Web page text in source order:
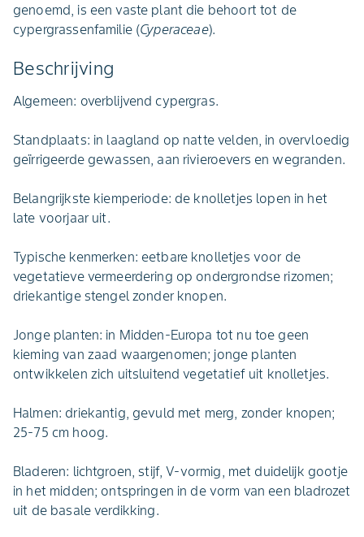
genoemd, is een vaste plant die behoort tot de
cypergrassenfamilie (Cyperaceae).
Beschrijving
Algemeen: overblijvend cypergras.
Standplaats: in laagland op natte velden, in overvloedig
geïrrigeerde gewassen, aan rivieroevers en wegranden.
Belangrijkste kiemperiode: de knolletjes lopen in het
late voorjaar uit.
Typische kenmerken: eetbare knolletjes voor de
vegetatieve vermeerdering op ondergrondse rizomen;
driekantige stengel zonder knopen.
Jonge planten: in Midden-Europa tot nu toe geen
kieming van zaad waargenomen; jonge planten
ontwikkelen zich uitsluitend vegetatief uit knolletjes.
Halmen: driekantig, gevuld met merg, zonder knopen;
25-75 cm hoog.
Bladeren: lichtgroen, stijf, V-vormig, met duidelijk gootje
in het midden; ontspringen in de vorm van een bladrozet
uit de basale verdikking.